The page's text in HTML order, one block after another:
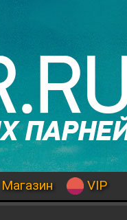
Магазин VIP